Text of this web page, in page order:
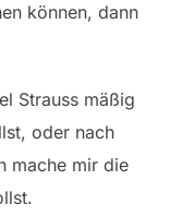
können, dann
Strauss mäßig
oder nach
mache mir die